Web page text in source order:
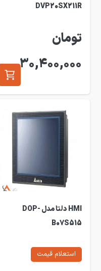
DVP20SX211R
تومان
30,400,000
HMI دلتا مدل DOP-
B07S515
استعلام قیمت